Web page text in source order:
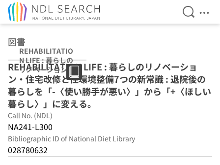
Open
図書
REHABILITATIO
N LIFE : 暮らしの
リノベーション・
住宅改修と住環境
整備7つの新常識 :
退院後の暮らしを
「-〈使い勝手が
悪い〉」から「+
〈ほしい暮ら
し〉」に変える。
REHABILITATION LIFE : 暮らしのリノベーショ
ン・住宅改修と住環境整備7つの新常識 : 退院後の
暮らしを「-〈使い勝手が悪い〉」から「+〈ほしい
暮らし〉」に変える。
Call No. (NDL)
NA241-L300
Bibliographic ID of National Diet Library
028780632